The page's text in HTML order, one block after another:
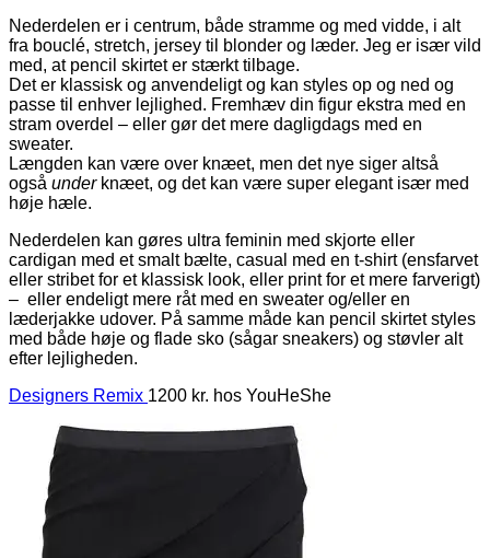
Nederdelen er i centrum, både stramme og med vidde, i alt
fra bouclé, stretch, jersey til blonder og læder. Jeg er især vild
med, at pencil skirtet er stærkt tilbage.
Det er klassisk og anvendeligt og kan styles op og ned og
passe til enhver lejlighed. Fremhæv din figur ekstra med en
stram overdel – eller gør det mere dagligdags med en
sweater.
Længden kan være over knæet, men det nye siger altså
også underknæet, og det kan være super elegant især med
høje hæle.
Nederdelen kan gøres ultra feminin med skjorte eller
cardigan med et smalt bælte, casual med en t-shirt (ensfarvet
eller stribet for et klassisk look, eller print for et mere farverigt)
– eller endeligt mere råt med en sweater og/eller en
læderjakke udover. På samme måde kan pencil skirtet styles
med både høje og flade sko (sågar sneakers) og støvler alt
efter lejligheden.
Designers Remix 1200 kr. hos YouHeShe